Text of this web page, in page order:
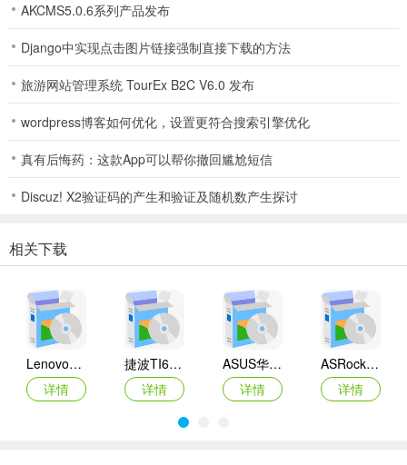
AKCMS5.0.6系列产品发布
Django中实现点击图片链接强制直接下载的方法
旅游网站管理系统 TourEx B2C V6.0 发布
wordpress博客如何优化，设置更符合搜索引擎优化
真有后悔药：这款App可以帮你撤回尴尬短信
Discuz! X2验证码的产生和验证及随机数产生探讨
相关下载
Lenovo联想 Ideapad Z465/Z565系列笔记本 声卡驱动
详情
捷波TI61AG-A主板BIOS
详情
ASUS华硕F1A55-M LX3 R2.0主板BIOS
详情
ASRock华擎IMB-A160主板BIOS
详情